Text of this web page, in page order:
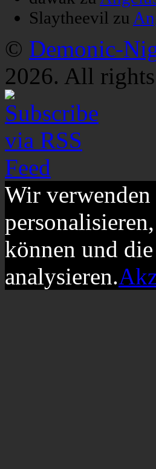
Slaytheevil zu
© Demonic-
2026. All rights
Wir
können und
analysieren.